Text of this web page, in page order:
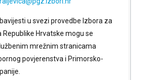
u svezi provedbe Izbora za
Republike Hrvatske mogu se
mrežnim stranicama
povjerenstva i Primorsko-